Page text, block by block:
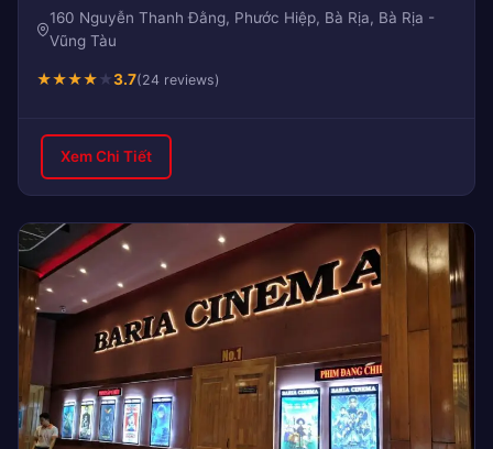
160 Nguyễn Thanh Đằng, Phước Hiệp, Bà Rịa, Bà Rịa -
Vũng Tàu
★★★★★3.7(24 reviews)
Xem Chi Tiết